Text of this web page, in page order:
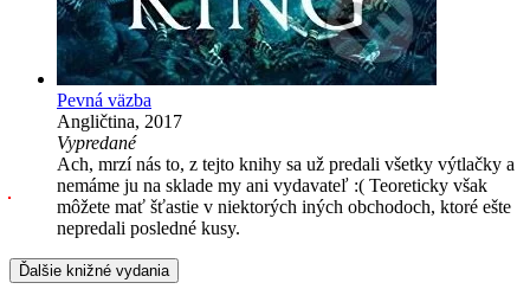
Pevná väzba
Angličtina, 2017
Vypredané
Ach, mrzí nás to, z tejto knihy sa už predali všetky výtlačky a
nemáme ju na sklade my ani vydavateľ :( Teoreticky však
môžete mať šťastie v niektorých iných obchodoch, ktoré ešte
nepredali posledné kusy.
Ďalšie knižné vydania